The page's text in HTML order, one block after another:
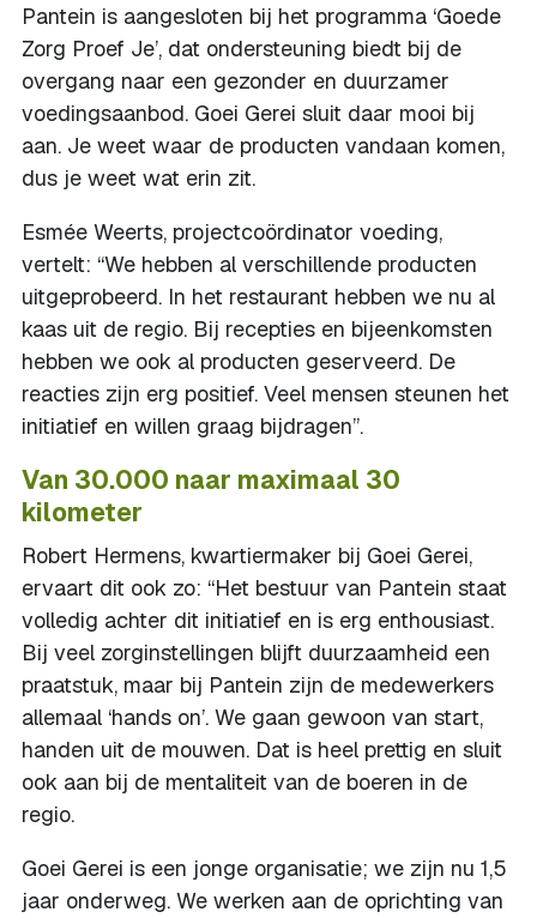
Pantein is aangesloten bij het programma ‘Goede
Zorg Proef Je’, dat ondersteuning biedt bij de
overgang naar een gezonder en duurzamer
voedingsaanbod. Goei Gerei sluit daar mooi bij
aan. Je weet waar de producten vandaan komen,
dus je weet wat erin zit.
Esmée Weerts, projectcoördinator voeding,
vertelt: “We hebben al verschillende producten
uitgeprobeerd. In het restaurant hebben we nu al
kaas uit de regio. Bij recepties en bijeenkomsten
hebben we ook al producten geserveerd. De
reacties zijn erg positief. Veel mensen steunen het
initiatief en willen graag bijdragen”.
Van 30.000 naar maximaal 30
kilometer
Robert Hermens, kwartiermaker bij Goei Gerei,
ervaart dit ook zo: “Het bestuur van Pantein staat
volledig achter dit initiatief en is erg enthousiast.
Bij veel zorginstellingen blijft duurzaamheid een
praatstuk, maar bij Pantein zijn de medewerkers
allemaal ‘hands on’. We gaan gewoon van start,
handen uit de mouwen. Dat is heel prettig en sluit
ook aan bij de mentaliteit van de boeren in de
regio.
Goei Gerei is een jonge organisatie; we zijn nu 1,5
jaar onderweg. We werken aan de oprichting van